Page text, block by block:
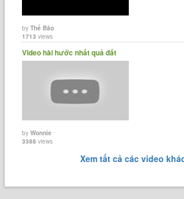
byThế Bảo
1713 views
Video hài hước nhất quả đất
byWonnie
3388 views
Xem tất cả các video